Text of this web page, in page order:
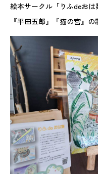
絵本サークル「りふdeお
『平田五郎』『猫の宮』の